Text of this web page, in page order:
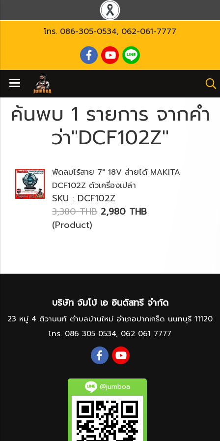
โทร. 086-305-0534, 062-061-7777
ค้นพบ 1 รายการ จากคำ
ว่า"DCF102Z"
พัดลมไร้สาย 7" 18V ส่ายได้ MAKITA
DCF102Z ตัวเครื่องเปล่า
SKU : DCF102Z
3,380 THB 2,980 THB
(Product)
บริษัท จัมโบ้ เอ อินดัสทรี จำกัด
23 หมู่ 4 ติวานนท์ ตำบลบ้านใหม่ อำเภอปากเกร็ด นนทบุรี 11120
โทร. 086 305 0534, 062 061 7777
@jumboa